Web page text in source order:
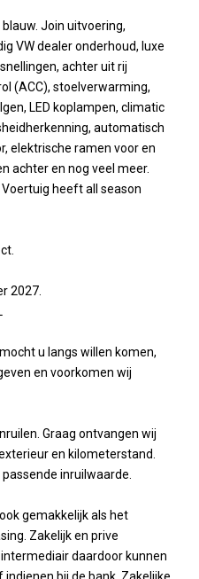
Join uitvoering,
VW dealer onderhoud, luxe
achter uit rij
(ACC), stoelverwarming,
LED koplampen, climatic
automatisch
elektrische ramen voor en
achter en nog veel meer.
heeft all season
2027.
u langs willen komen,
en voorkomen wij
Graag ontvangen wij
en kilometerstand.
inruilwaarde.
gemakkelijk als het
Zakelijk en prive
daardoor kunnen